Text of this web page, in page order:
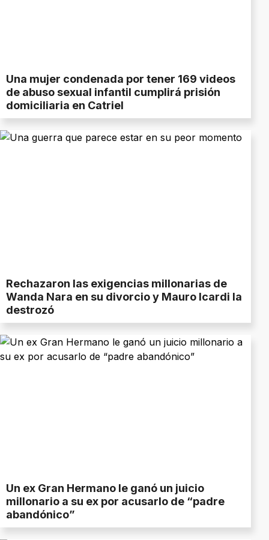
Una mujer condenada por tener 169 videos
de abuso sexual infantil cumplirá prisión
domiciliaria en Catriel
Rechazaron las exigencias millonarias de
Wanda Nara en su divorcio y Mauro Icardi la
destrozó
Un ex Gran Hermano le ganó un juicio
millonario a su ex por acusarlo de “padre
abandónico”